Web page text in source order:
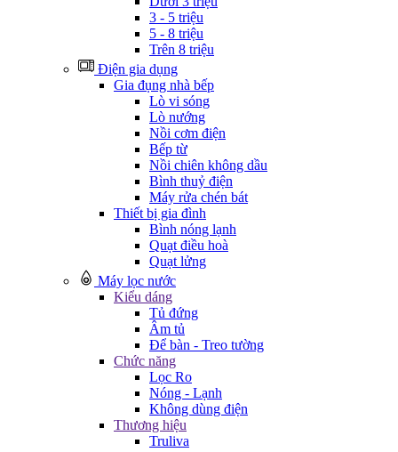
3 - 5 triệu
5 - 8 triệu
Trên 8 triệu
Điện gia dụng
Gia đụng nhà bếp
Lò vi sóng
Lò nướng
Nồi cơm điện
Bếp từ
Nồi chiên không dầu
Bình thuỷ điện
Máy rửa chén bát
Thiết bị gia đình
Bình nóng lạnh
Quạt điều hoà
Quạt lửng
Máy lọc nước
Kiểu dáng
Tủ đứng
Âm tủ
Để bàn - Treo tường
Chức năng
Lọc Ro
Nóng - Lạnh
Không dùng điện
Thương hiệu
Truliva